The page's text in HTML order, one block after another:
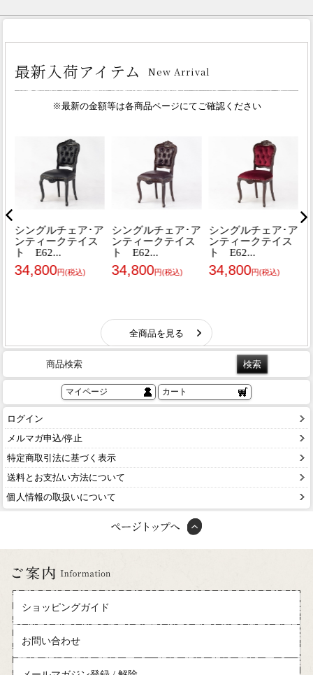
商品検索
マイページ カート
ログイン
メルマガ申込/停止
特定商取引法に基づく表示
送料とお支払い方法について
個人情報の取扱いについて
ショッピングガイド
お問い合わせ